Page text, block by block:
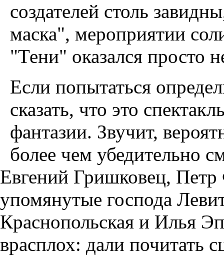
создателей столь
маска", мероприятии
"Тени" оказался просто
Если попытаться
сказать, что это
фантазии. Звучит,
более чем убедительно
Евгений Гришковец,
упомянутые господа
Краснопольская и Илья
врасплох: дали почитать